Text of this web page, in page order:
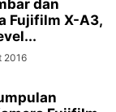
dan
Fujifilm X-A3,
2016